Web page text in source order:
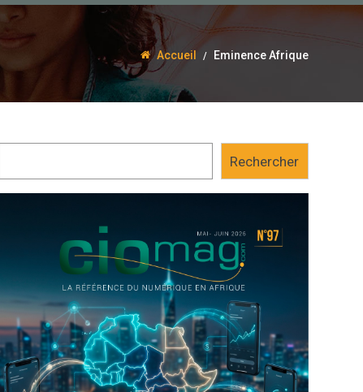
Accueil Eminence Afrique
Rechercher